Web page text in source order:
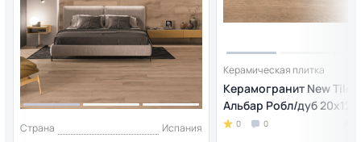
Страна
Испания
Керамическая плитка
Керамогранит New Tiles
Альбар Робл/дуб 20x120
0 0